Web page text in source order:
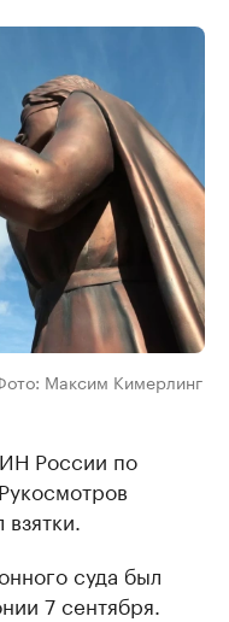
Максим Кимерлинг
России по
суда был
7 сентября.